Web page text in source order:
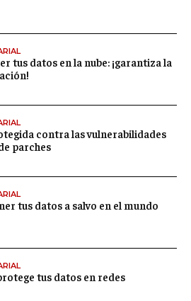
tus datos en la nube: ¡garantiza la
contra las vulnerabilidades
parches
tus datos a salvo en el mundo
tus datos en redes